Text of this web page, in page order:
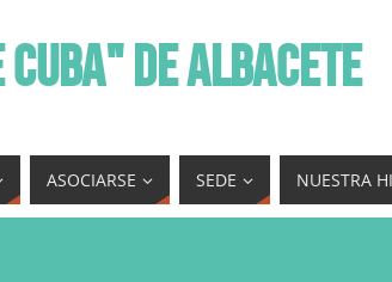
DE ALBACETE
ASOCIARSE SEDE NUESTRA